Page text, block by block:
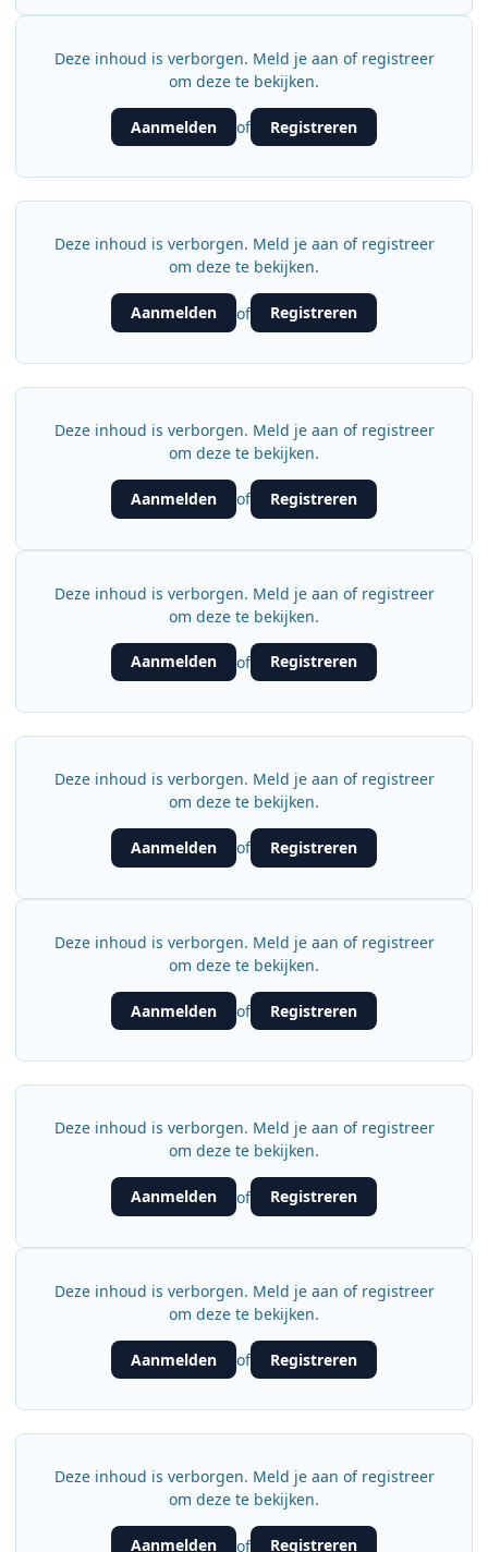
Deze inhoud is verborgen. Meld je aan of registreer
om deze te bekijken.
Aanmelden of Registreren
Deze inhoud is verborgen. Meld je aan of registreer
om deze te bekijken.
Aanmelden of Registreren
Deze inhoud is verborgen. Meld je aan of registreer
om deze te bekijken.
Aanmelden of Registreren
Deze inhoud is verborgen. Meld je aan of registreer
om deze te bekijken.
Aanmelden of Registreren
Deze inhoud is verborgen. Meld je aan of registreer
om deze te bekijken.
Aanmelden of Registreren
Deze inhoud is verborgen. Meld je aan of registreer
om deze te bekijken.
Aanmelden of Registreren
Deze inhoud is verborgen. Meld je aan of registreer
om deze te bekijken.
Aanmelden of Registreren
Deze inhoud is verborgen. Meld je aan of registreer
om deze te bekijken.
Aanmelden of Registreren
Deze inhoud is verborgen. Meld je aan of registreer
om deze te bekijken.
Aanmelden of Registreren